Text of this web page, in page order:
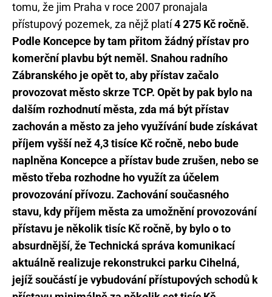
tomu, že jim Praha v roce 2007 pronajala
přístupový pozemek, za nějž platí4 275 Kč ročně.
Podle Koncepce by tam přitom žádný přístav pro
komerční plavbu být neměl. Snahou radního
Zábranského je opět to, aby přístav začalo
provozovat město skrze TCP. Opět by pak bylo na
dalším rozhodnutí města, zda má být přístav
zachován a město za jeho využívání bude získávat
příjem vyšší než 4,3 tisíce Kč ročně, nebo bude
naplněna Koncepce a přístav bude zrušen, nebo se
město třeba rozhodne ho využít za účelem
provozování přívozu. Zachování současného
stavu, kdy příjem města za umožnění provozování
přístavu je několik tisíc Kč ročně, by bylo o to
absurdnější, že Technická správa komunikací
aktuálně realizuje rekonstrukci parku Cihelná,
jejíž součástí je vybudování přístupových schodů k